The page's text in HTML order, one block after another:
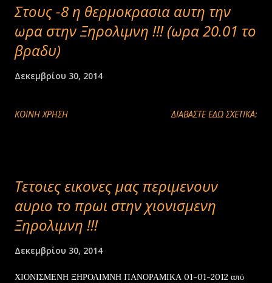
Στους -8 η θερμοκρασια αυτη την
ωρα στην Ξηρολιμνη !!! (ωρα 20.01 το
βραδυ)
Δεκεμβρίου 30, 2014
ΚΟΙΝΉ ΧΡΉΣΗ ΔΙΑΒΑΣΤΕ ΕΔΩ ΣΧΕΤΙΚΑ:
Τετοιες εικονες μας περιμενουν
αυριο το πρωι στην χιονισμενη
Ξηρολιμνη !!!
Δεκεμβρίου 30, 2014
ΧΙΟΝΙΣΜΕΝΗ ΞΗΡΟΛΙΜΝΗ ΠΑΝΟΡΑΜΙΚΑ 01-01-2012 από